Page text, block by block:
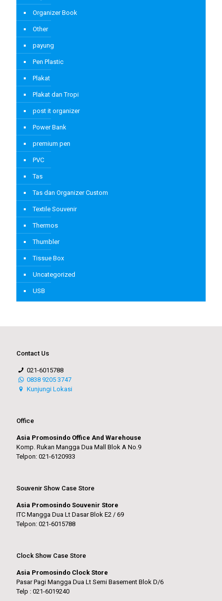
Organizer Book
Other
payung
Pen Plastic
Plakat
Plakat dan Tropi
post it organizer
Power Bank
premium pen
PVC
Tas
Tas dan Organizer Custom
Textile Souvenir
Thermos
Thumbler
Tissue Box
Uncategorized
USB
Contact Us
021-6015788
0838 9205 3747
Kunjungi Lokasi
Office
Asia Promosindo Office And Warehouse
Komp. Rukan Mangga Dua Mall Blok A No.9
Telpon: 021-6120933
Souvenir Show Case Store
Asia Promosindo Souvenir Store
ITC Mangga Dua Lt Dasar Blok E2 / 69
Telpon: 021-6015788
Clock Show Case Store
Asia Promosindo Clock Store
Pasar Pagi Mangga Dua Lt Semi Basement Blok D/6
Telp : 021-6019240